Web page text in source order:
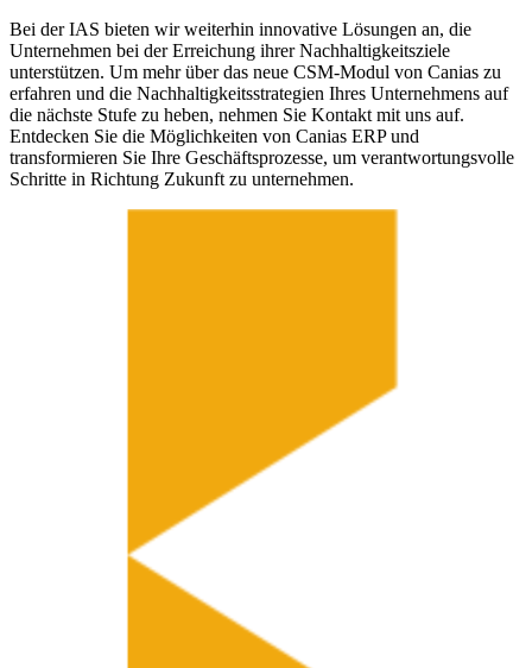
Bei der IAS bieten wir weiterhin innovative Lösungen an, die
Unternehmen bei der Erreichung ihrer Nachhaltigkeitsziele
unterstützen. Um mehr über das neue CSM-Modul von Canias zu
erfahren und die Nachhaltigkeitsstrategien Ihres Unternehmens auf
die nächste Stufe zu heben, nehmen Sie Kontakt mit uns auf.
Entdecken Sie die Möglichkeiten von Canias ERP und
transformieren Sie Ihre Geschäftsprozesse, um verantwortungsvolle
Schritte in Richtung Zukunft zu unternehmen.